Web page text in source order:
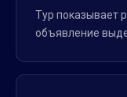
Тур показывает
объявление